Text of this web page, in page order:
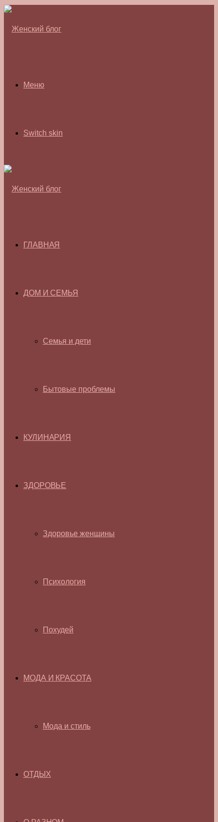
Меню
Switch skin
ГЛАВНАЯ
ДОМ И СЕМЬЯ
Семья и дети
Бытовые проблемы
КУЛИНАРИЯ
ЗДОРОВЬЕ
Здоровье женщины
Психология
Похудей
МОДА И КРАСОТА
Мода и стиль
ОТДЫХ